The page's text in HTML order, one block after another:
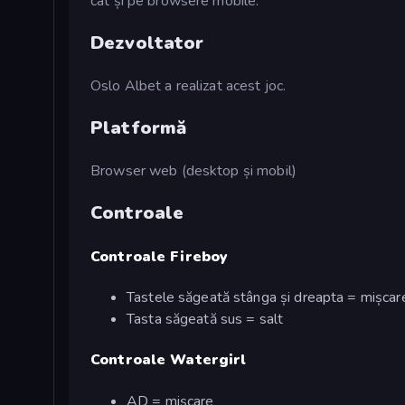
Dezvoltator
Oslo Albet a realizat acest joc.
Platformă
Browser web (desktop și mobil)
Controale
Controale Fireboy
Tastele săgeată stânga și dreapta =
Tasta săgeată sus = salt
Controale Watergirl